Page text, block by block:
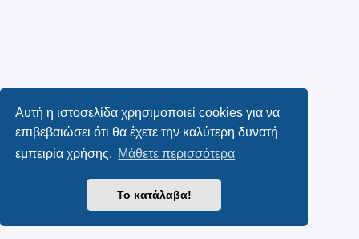
Αυτή η ιστοσελίδα χρησιμοποιεί cookies για να
επιβεβαιώσει ότι θα έχετε την καλύτερη δυνατή
εμπειρία χρήσης. Μάθετε περισσότερα
Το κατάλαβα!